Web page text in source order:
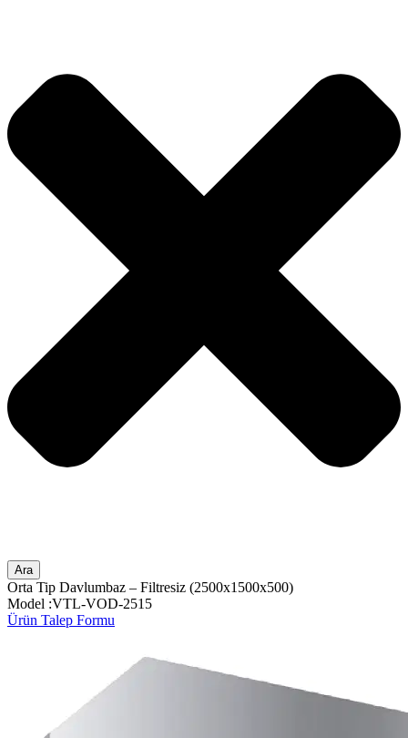
Ara
Orta Tip Davlumbaz – Filtresiz (2500x1500x500)
Model :VTL-VOD-2515
Ürün Talep Formu